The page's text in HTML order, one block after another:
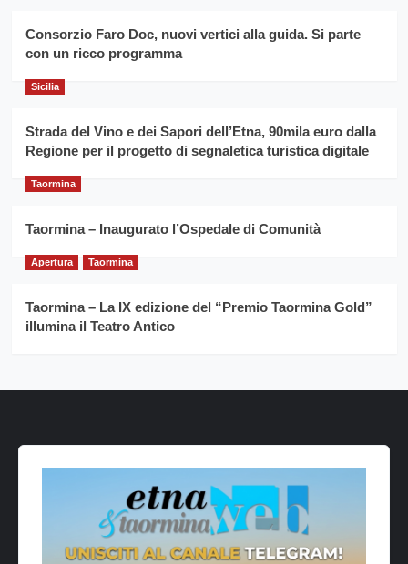
Franco
Caruso
Consorzio Faro Doc, nuovi vertici alla guida. Si parte
con un ricco programma
Sicilia
Strada del Vino e dei Sapori dell’Etna, 90mila euro dalla
Regione per il progetto di segnaletica turistica digitale
Taormina
Taormina – Inaugurato l’Ospedale di Comunità
Apertura Taormina
Taormina – La IX edizione del “Premio Taormina Gold”
illumina il Teatro Antico